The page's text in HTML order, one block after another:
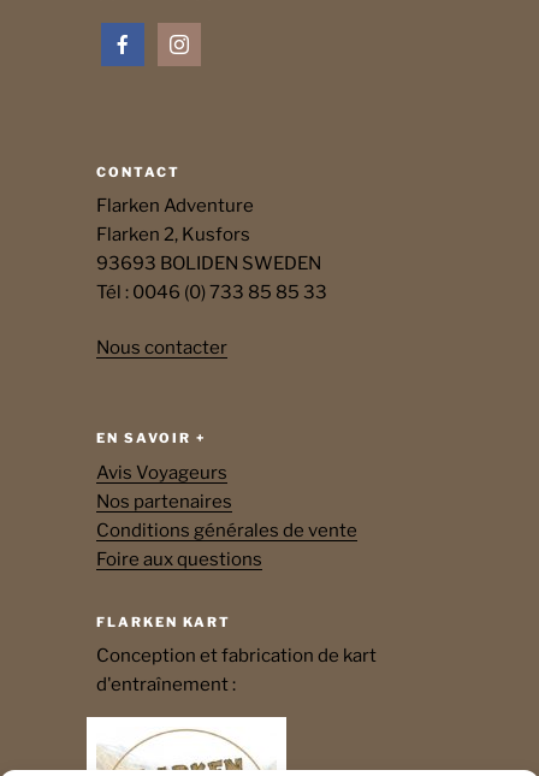
CONTACT
Flarken Adventure
Flarken 2, Kusfors
93693 BOLIDEN SWEDEN
Tél : 0046 (0) 733 85 85 33
Nous contacter
EN SAVOIR +
Avis Voyageurs
Nos partenaires
Conditions générales de vente
Foire aux questions
FLARKEN KART
Conception et fabrication de kart
d'entraînement :